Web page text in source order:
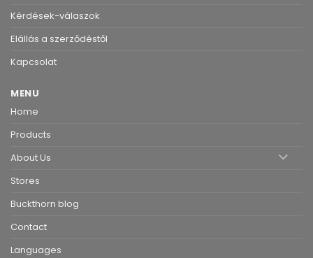
Kérdések-válaszok
Elállás a szerződéstől
Kapcsolat
MENU
Home
Products
About Us
Stores
Buckthorn blog
Contact
Languages